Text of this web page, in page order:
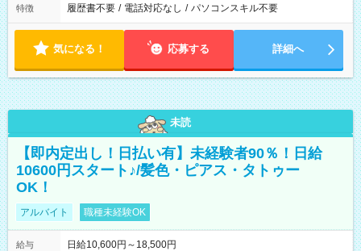
特徴 履歴書不要 / 電話対応なし / パソコンスキル不要
気になる！ 応募する 詳細へ
未読
【即内定出し！日払い有】未経験者90％！日給
10600円スタート♪/髪色・ピアス・タトゥー
OK！
アルバイト 職種未経験OK
給与
日給10,600円～18,500円